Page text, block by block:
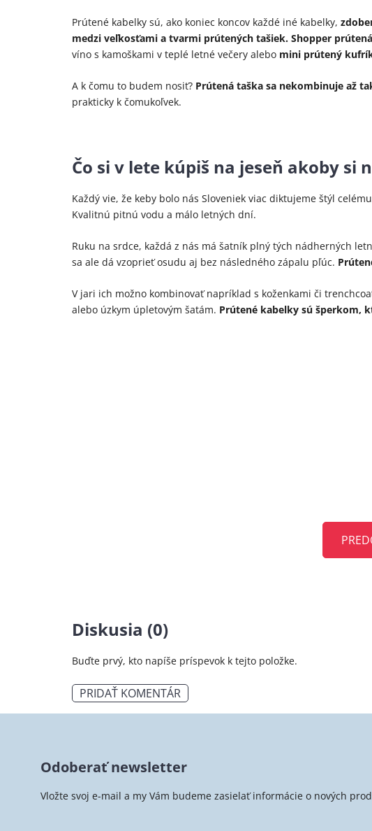
Prútené kabelky sú, ako koniec koncov každé iné kabelky,
medzi veľkosťami a tvarmi prútených tašiek. Shopper
víno s kamoškami v teplé letné večery alebo mini prútený
A k čomu to budem nosiť? Prútená taška sa nekombinuje až
prakticky k čomukoľvek.
Čo si v lete kúpiš na jeseň akoby si
Každý vie, že keby bolo nás Sloveniek viac diktujeme štýl
Kvalitnú pitnú vodu a málo letných dní.
Ruku na srdce, každá z nás má šatník plný tých nádherných
sa ale dá vzoprieť osudu aj bez následného zápalu pľúc.
V jari ich možno kombinovať napríklad s koženkami či
alebo úzkym úpletovým šatám. Prútené kabelky sú šperkom,
Diskusia (0)
Buďte prvý, kto napíše príspevok k tejto položke.
PRIDAŤ KOMENTÁR
Odoberať newsletter
Vložte svoj e-mail a my Vám budeme zasielať informácie o nových